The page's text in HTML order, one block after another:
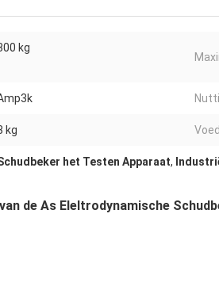
kg
kg
het Testen Apparaat,
de As Eleltrodynamische